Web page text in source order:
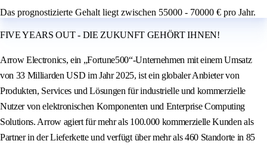
Das prognostizierte Gehalt liegt zwischen 55000 - 70000 € pro Jahr.
FIVE YEARS OUT - DIE ZUKUNFT GEHÖRT IHNEN!
Arrow Electronics, ein „Fortune500“-Unternehmen mit einem Umsatz
von 33 Milliarden USD im Jahr 2025, ist ein globaler Anbieter von
Produkten, Services und Lösungen für industrielle und kommerzielle
Nutzer von elektronischen Komponenten und Enterprise Computing
Solutions. Arrow agiert für mehr als 100.000 kommerzielle Kunden als
Partner in der Lieferkette und verfügt über mehr als 460 Standorte in 85